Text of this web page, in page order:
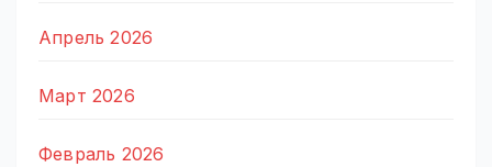
Апрель 2026
Март 2026
Февраль 2026